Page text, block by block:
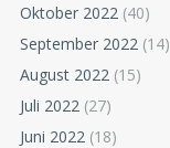
Oktober 2022 (40)
September 2022 (14)
August 2022 (15)
Juli 2022 (27)
Juni 2022 (18)